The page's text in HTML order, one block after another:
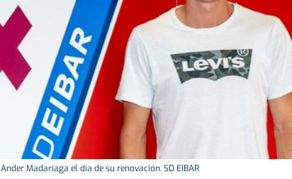
Ander Madariaga el día de su renovación. SD EIBAR